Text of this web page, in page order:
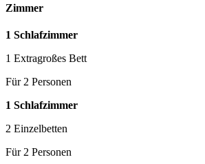
Zimmer
1 Schlafzimmer
1 Extragroßes Bett
Für 2 Personen
1 Schlafzimmer
2 Einzelbetten
Für 2 Personen